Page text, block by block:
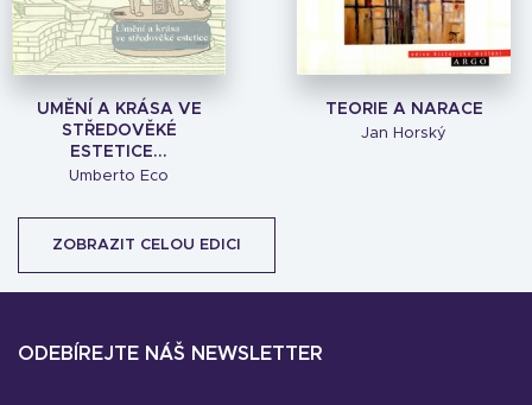
UMĚNÍ A KRÁSA VE
STŘEDOVĚKÉ
ESTETICE...
Umberto Eco
TEORIE A NARACE
Jan Horský
ZOBRAZIT CELOU EDICI
ODEBÍREJTE NÁŠ NEWSLETTER